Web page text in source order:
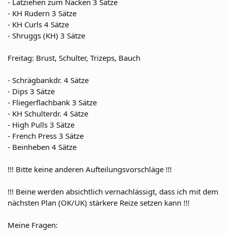
- KH Rudern 3 Sätze
- KH Curls 4 Sätze
- Shruggs (KH) 3 Sätze
Freitag: Brust, Schulter, Trizeps, Bauch
- Schrägbankdr. 4 Sätze
- Dips 3 Sätze
- Fliegerflachbank 3 Sätze
- KH Schulterdr. 4 Sätze
- High Pulls 3 Sätze
- French Press 3 Sätze
- Beinheben 4 Sätze
!!! Bitte keine anderen Aufteilungsvorschläge !!!
!!! Beine werden absichtlich vernachlässigt, dass ich mit dem
nächsten Plan (OK/UK) stärkere Reize setzen kann !!!
Meine Fragen: